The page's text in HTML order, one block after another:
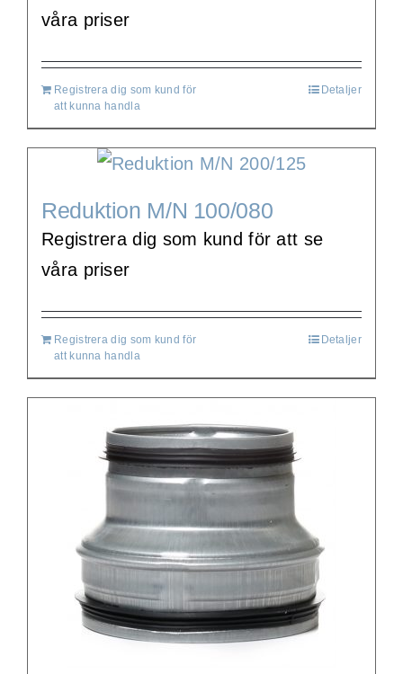
våra priser
Registrera dig som kund för
att kunna handla
Detaljer
Reduktion M/N 100/080
Registrera dig som kund för att se
våra priser
Registrera dig som kund för
att kunna handla
Detaljer